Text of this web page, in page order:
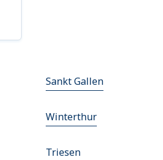
Sankt Gallen
Winterthur
Triesen